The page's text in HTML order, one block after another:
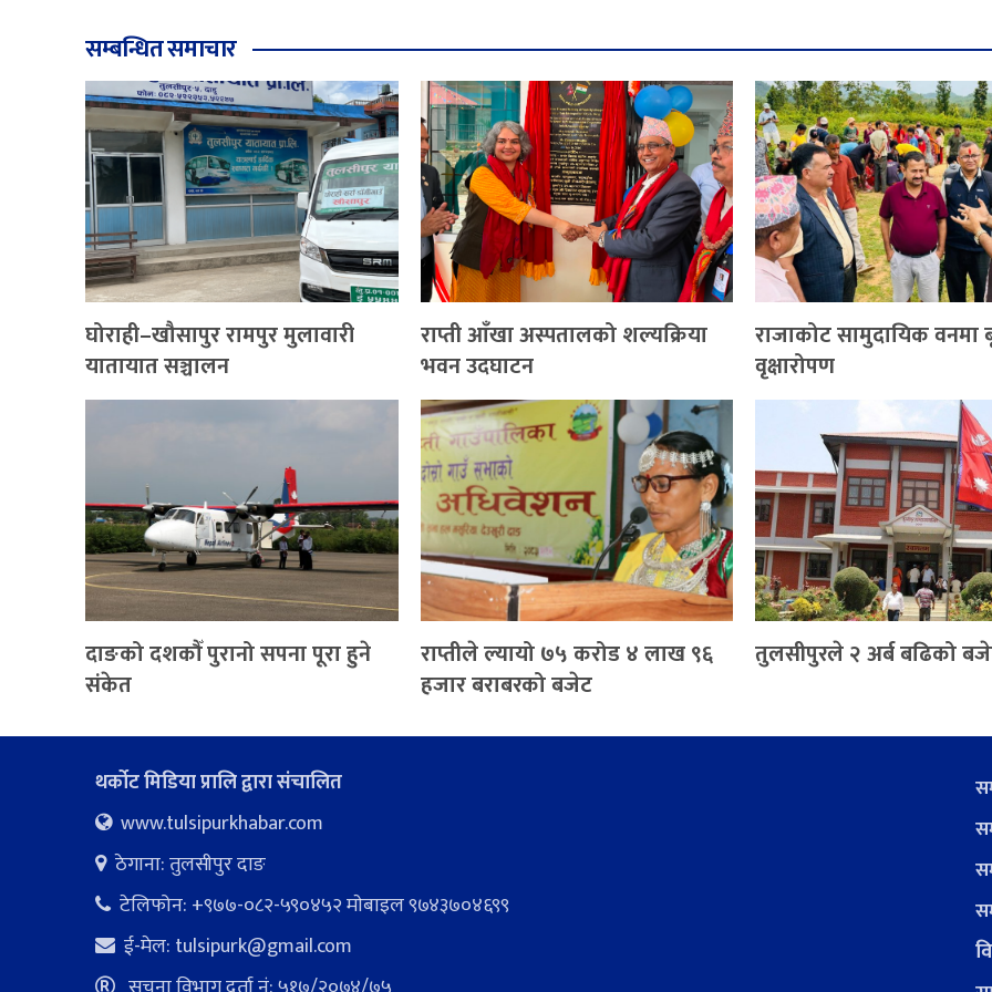
सम्बन्धित समाचार
घोराही–खौसापुर रामपुर मुलावारी
यातायात सञ्चालन
राप्ती आँखा अस्पतालको शल्यक्रिया
भवन उदघाटन
राजाकोट सामुदायिक वनमा
वृक्षारोपण
दाङको दशकौँ पुरानो सपना पूरा हुने
संकेत
राप्तीले ल्यायो ७५ करोड ४ लाख ९६
हजार बराबरको बजेट
तुलसीपुरले २ अर्ब बढिको
थर्कोट मिडिया प्रालि द्वारा संचालित
www.tulsipurkhabar.com
ठेगाना: तुलसीपुर दाङ
टेलिफोन: +९७७-०८२-५९०४५२ माेबाइल ९७४३७०४६९९
ई-मेल: tulsipurk@gmail.com